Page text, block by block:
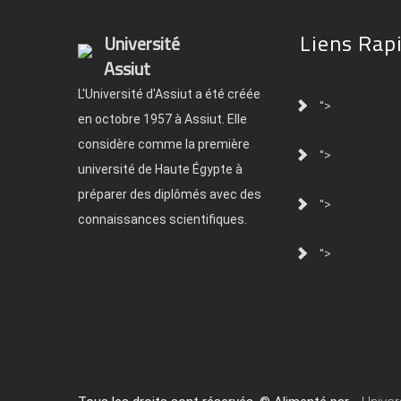
Université
Assiut
L'Université d'Assiut a été créée
en octobre 1957 à Assiut. Elle
considère comme la première
université de Haute Égypte à
préparer des diplômés avec des
connaissances scientifiques.
Liens
">
">
">
">